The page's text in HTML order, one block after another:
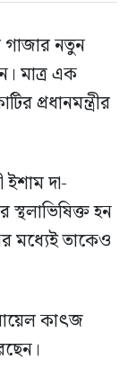
গাজার নতুন
মাত্র এক
প্রধানমন্ত্রীর
ইশাম দা-
হন
মধ্যেই তাকেও
কাৎজ